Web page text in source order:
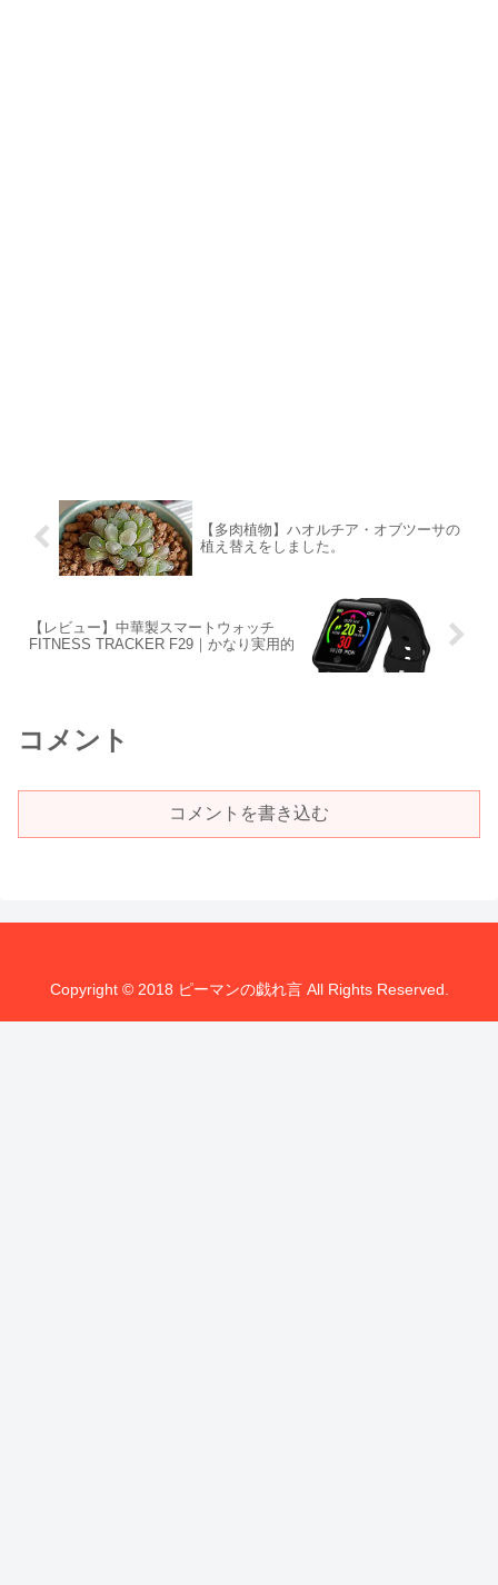
【多肉植物】ハオルチア・オブツーサの
植え替えをしました。
【レビュー】中華製スマートウォッチ
FITNESS TRACKER F29｜かなり実用的
コメント
コメントを書き込む
Copyright © 2018 ピーマンの戯れ言 All Rights Reserved.